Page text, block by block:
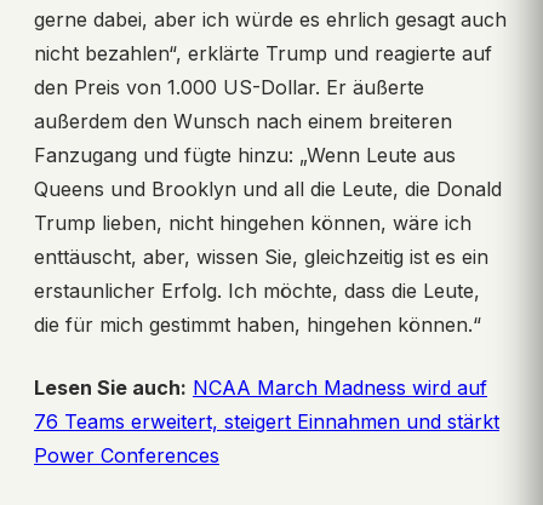
gerne dabei, aber ich würde es ehrlich gesagt auch
nicht bezahlen“, erklärte Trump und reagierte auf
den Preis von 1.000 US-Dollar. Er äußerte
außerdem den Wunsch nach einem breiteren
Fanzugang und fügte hinzu: „Wenn Leute aus
Queens und Brooklyn und all die Leute, die Donald
Trump lieben, nicht hingehen können, wäre ich
enttäuscht, aber, wissen Sie, gleichzeitig ist es ein
erstaunlicher Erfolg. Ich möchte, dass die Leute,
die für mich gestimmt haben, hingehen können.“
Lesen Sie auch: NCAA March Madness wird auf
76 Teams erweitert, steigert Einnahmen und stärkt
Power Conferences